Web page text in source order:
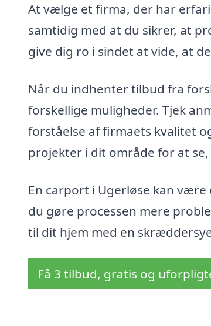
At vælge et firma, der har
samtidig med at du sikrer, at
give dig ro i sindet at vide, at
Når du indhenter tilbud fra
forskellige muligheder. Tjek
forståelse af firmaets kvalitet
projekter i dit område for at
En carport i Ugerløse kan
du gøre processen mere
til dit hjem med en
Få 3 tilbud, gratis og